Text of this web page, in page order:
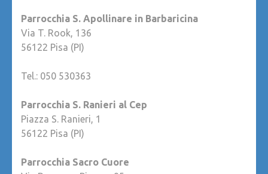
Parrocchia S. Apollinare in Barbaricina
Via T. Rook, 136
56122 Pisa (PI)
Tel.: 050 530363
Parrocchia S. Ranieri al Cep
Piazza S. Ranieri, 1
56122 Pisa (PI)
Parrocchia Sacro Cuore